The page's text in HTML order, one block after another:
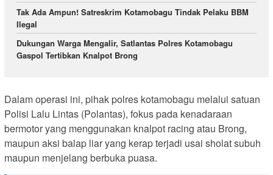
Tak Ada Ampun! Satreskrim Kotamobagu Tindak Pelaku BBM
Ilegal
Dukungan Warga Mengalir, Satlantas Polres Kotamobagu
Gaspol Tertibkan Knalpot Brong
Dalam operasi ini, pihak polres kotamobagu melalui satuan
Polisi Lalu Lintas (Polantas), fokus pada kenadaraan
bermotor yang menggunakan knalpot racing atau Brong,
maupun aksi balap liar yang kerap terjadi usai sholat subuh
maupun menjelang berbuka puasa.